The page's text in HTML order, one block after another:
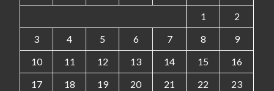
1
2
3
4 5 6 7 8
9
10
11 12 13 14 15
16
17
18 19 20 21 22
23